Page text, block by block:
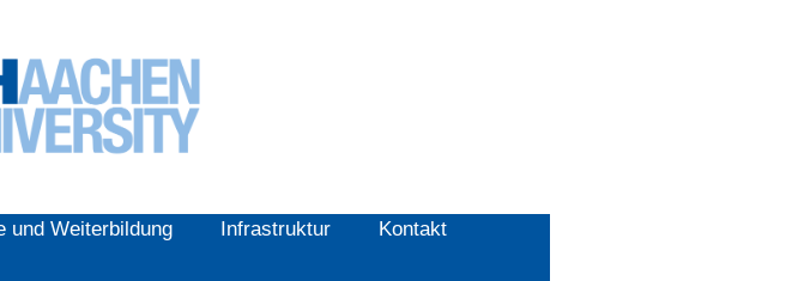
und Weiterbildung Infrastruktur
Kontakt